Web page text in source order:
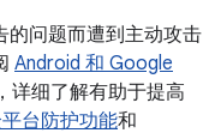
的问题而遭到主动攻击
Android 和 Google
详细了解有助于提高
台防护功能和